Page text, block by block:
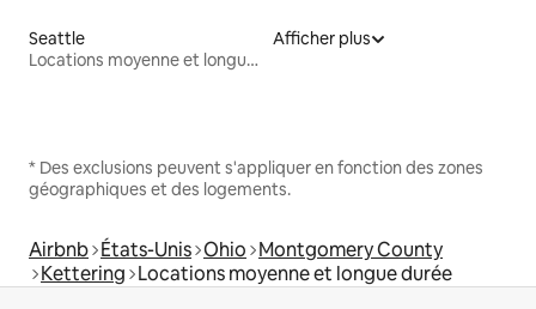
Seattle
Locations moyenne et longue durée
Afficher plus
* Des exclusions peuvent s'appliquer en fonction des zones
géographiques et des logements.
Airbnb États-Unis Ohio Montgomery County
Kettering Locations moyenne et longue durée